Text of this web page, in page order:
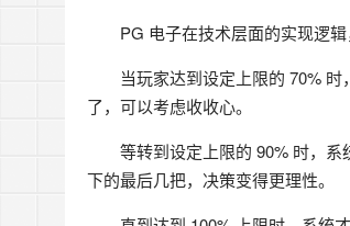
PG 电子在技术层面的实现逻
当玩家达到设定上限的 70%
了，可以考虑收收心。
等转到设定上限的 90% 时，
下的最后几把，决策变得更理性。